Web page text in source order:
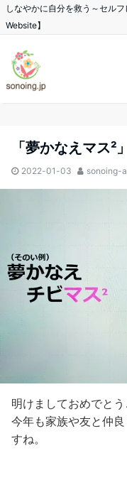
しなやかに自分を救う～セル
Website】
「夢かなえマス²
2022-01-03 sonoing-
明けましておめでと
今年も家族や友と仲
すね。